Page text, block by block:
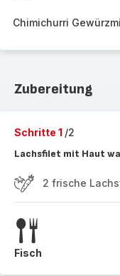
Chimichurri
Zubereitung
Schritte 1 /2
Lachsfilet mit Haut
2 frische
Fisch